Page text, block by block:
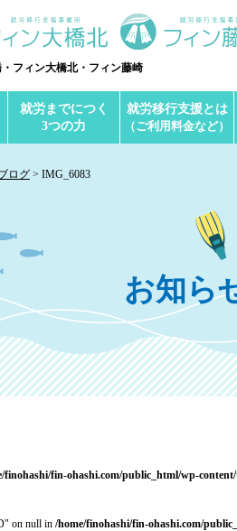
フィン大橋北・フィン藤崎
就労までにつく
3つの力
就労移行支援とは
（ご利用料金など）
ログ IMG_6083
お知ら
finohashi/fin-ohashi.com/public_html/wp-
on null in /home/finohashi/fin-ohashi.com/